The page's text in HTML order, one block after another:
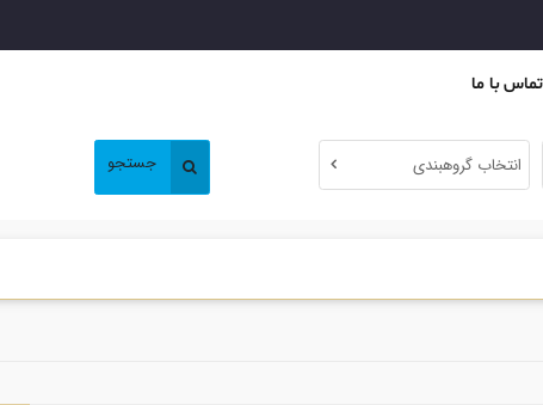
تماس با ما
انتخاب گروهبندی جستجو